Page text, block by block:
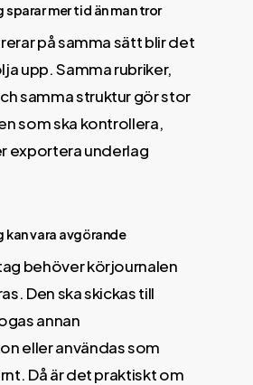
sparar mer tid än man tror
på samma sätt blir det
upp. Samma rubriker,
samma struktur gör stor
som ska kontrollera,
exportera underlag
kan vara avgörande
behöver körjournalen
Den ska skickas till
annan
eller användas som
Då är det praktiskt om